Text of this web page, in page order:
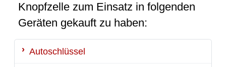
Knopfzelle zum Einsatz in folgenden
Geräten gekauft zu haben:
Autoschlüssel